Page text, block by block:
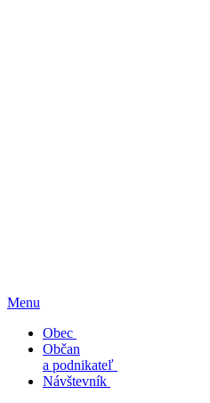
Menu
Obec
Občan
a podnikateľ
Návštevník